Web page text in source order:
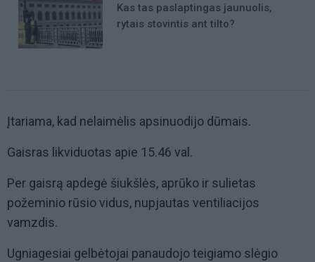
Kas tas paslaptingas jaunuolis,
rytais stovintis ant tilto?
Įtariama, kad nelaimėlis apsinuodijo dūmais.
Gaisras likviduotas apie 15.46 val.
Per gaisrą apdegė šiukšlės, aprūko ir sulietas
požeminio rūsio vidus, nupjautas ventiliacijos
vamzdis.
Ugniagesiai gelbėtojai panaudojo teigiamo slėgio